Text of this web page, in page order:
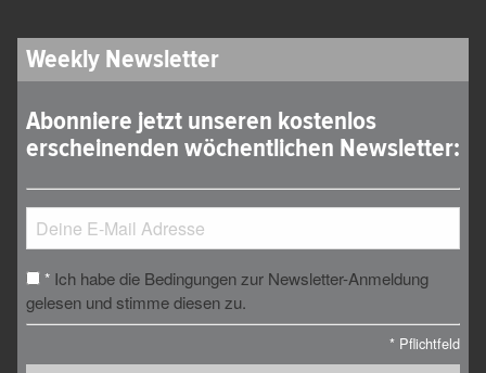
Weekly Newsletter
Abonniere jetzt unseren kostenlos
erscheinenden wöchentlichen Newsletter:
* Ich habe die Bedingungen zur Newsletter-Anmeldung
gelesen und stimme diesen zu.
* Pflichtfeld